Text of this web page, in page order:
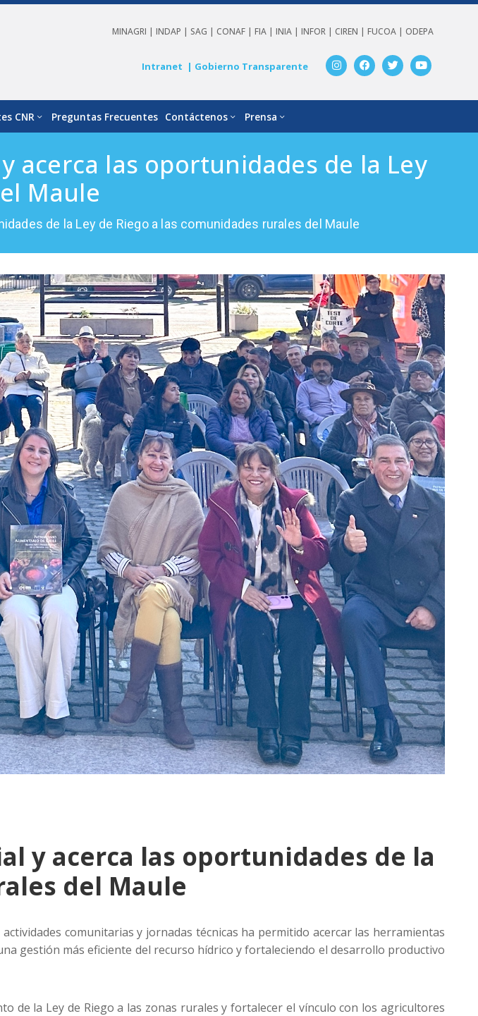
MINAGRI |INDAP | SAG | CONAF |FIA |INIA |INFOR | CIREN |FUCOA | ODEPA
Intranet | Gobierno Transparente
CNR Preguntas Frecuentes Contáctenos Prensa
acerca las oportunidades de la Ley
Maule
de la Ley de Riego a las comunidades rurales del Maule
y acerca las oportunidades de la
del Maule
comunitarias y jornadas técnicas ha permitido acercar las herramientas
gestión más eficiente del recurso hídrico y fortaleciendo el desarrollo productivo
de la Ley de Riego a las zonas rurales y fortalecer el vínculo con los agricultores